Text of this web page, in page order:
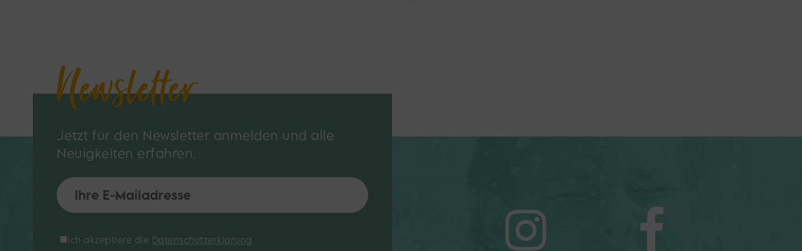
Newsletter
Jetzt für den Newsletter anmelden und alle
Neuigkeiten erfahren.
*Datenschutzerklärung:
Ich akzeptiere die Datenschutzerklärung